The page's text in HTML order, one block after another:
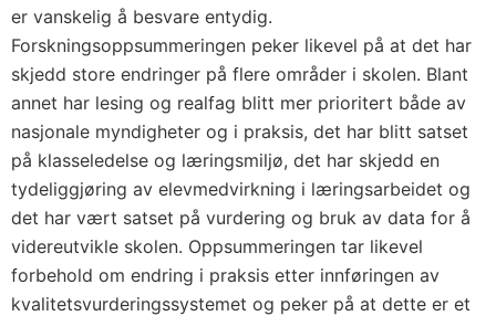
er vanskelig å besvare entydig.
Forskningsoppsummeringen peker likevel på at det har
skjedd store endringer på flere områder i skolen. Blant
annet har lesing og realfag blitt mer prioritert både av
nasjonale myndigheter og i praksis, det har blitt satset
på klasseledelse og læringsmiljø, det har skjedd en
tydeliggjøring av elevmedvirkning i læringsarbeidet og
det har vært satset på vurdering og bruk av data for å
videreutvikle skolen. Oppsummeringen tar likevel
forbehold om endring i praksis etter innføringen av
kvalitetsvurderingssystemet og peker på at dette er et